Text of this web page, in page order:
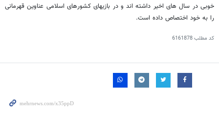
خوبی در سال های اخیر داشته اند و در بازیهای کشورهای اسلامی عناوین قهرمانی
را به خود اختصاص داده است.
کد مطلب6161878